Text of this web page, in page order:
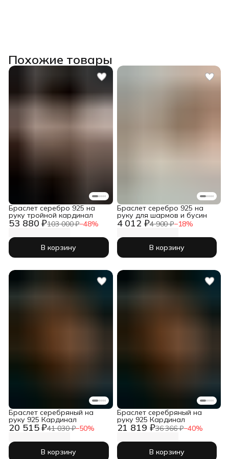
Похожие товары
53 880 ₽103 000 ₽−48%
Браслет серебро 925 на
руку тройной кардинал
В корзину
4 012 ₽4 900 ₽−18%
Браслет серебро 925 на
руку для шармов и бусин
В корзину
20 515 ₽41 030 ₽−50%
Браслет серебряный на
руку 925 Кардинал
В корзину
21 819 ₽36 366 ₽−40%
Браслет серебряный на
руку 925 Кардинал
В корзину